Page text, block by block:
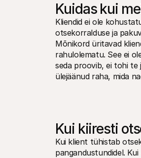
Kuidas kui
Kliendid ei ole
otsekorralduse ja
Mõnikord üritavad
rahulolematu. See ei
seda proovib, ei tohi
ülejäänud raha, mida
Kui kiiresti
Kui klient tühistab
pangandustundidel.